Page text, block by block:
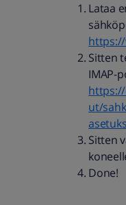
Lataa
Sitten
IMAP-
ut/
Sitten
Done!